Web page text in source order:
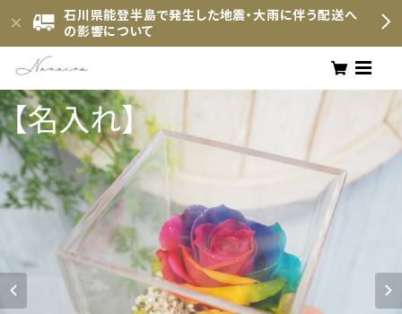
石川県能登半島で発生した地震・大雨に伴う配送へ
の影響について